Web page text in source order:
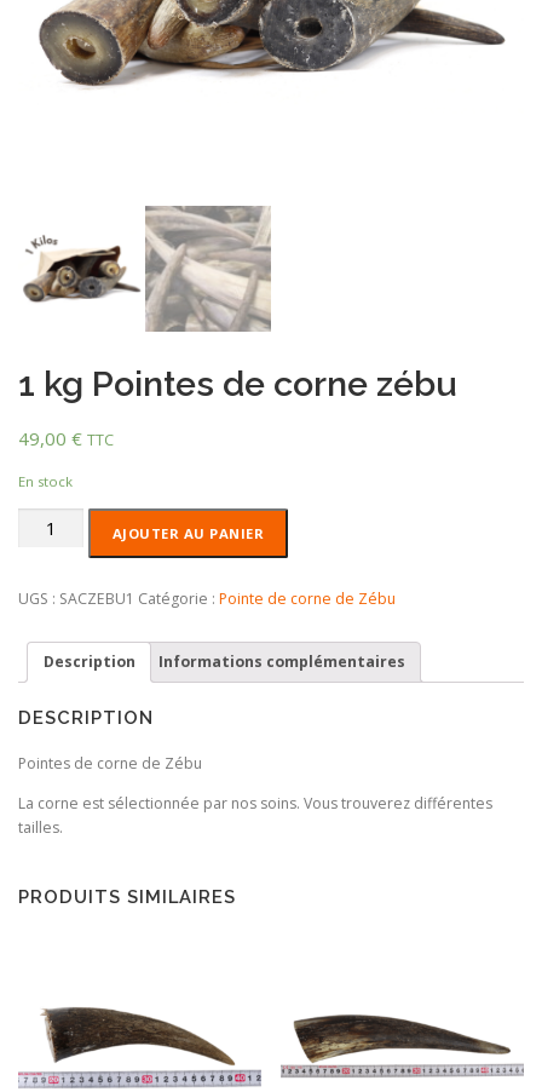
1 kg Pointes de corne zébu
49,00 € TTC
En stock
quantité
kg
de
corne
zébu
AJOUTER AU PANIER
UGS : SACZEBU1 Catégorie : Pointe de corne de Zébu
Description Informations complémentaires
DESCRIPTION
Pointes de corne de Zébu
La corne est sélectionnée par nos soins. Vous trouverez différentes
tailles.
PRODUITS SIMILAIRES